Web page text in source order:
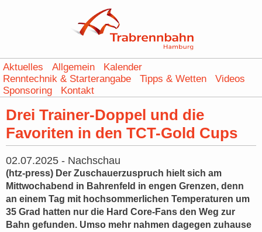
Aktuelles Allgemein
Kalender
Renntechnik & Starterangabe
Tipps & Wetten
Videos
Sponsoring
Kontakt
Drei Trainer-Doppel und die
Favoriten in den TCT-Gold Cups
02.07.2025 - Nachschau
(htz-press) Der Zuschauerzuspruch hielt sich am
Mittwochabend in Bahrenfeld in engen Grenzen, denn
an einem Tag mit hochsommerlichen Temperaturen um
35 Grad hatten nur die Hard Core-Fans den Weg zur
Bahn gefunden. Umso mehr nahmen dagegen zuhause